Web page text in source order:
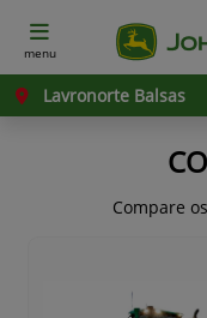
menu
Lavronorte Balsas
Compare